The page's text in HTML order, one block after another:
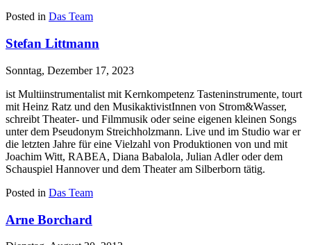
Posted in Das Team
Stefan Littmann
Sonntag, Dezember 17, 2023
ist Multiinstrumentalist mit Kernkompetenz Tasteninstrumente, tourt
mit Heinz Ratz und den MusikaktivistInnen von Strom&Wasser,
schreibt Theater- und Filmmusik oder seine eigenen kleinen Songs
unter dem Pseudonym Streichholzmann. Live und im Studio war er
die letzten Jahre für eine Vielzahl von Produktionen von und mit
Joachim Witt, RABEA, Diana Babalola, Julian Adler oder dem
Schauspiel Hannover und dem Theater am Silberborn tätig.
Posted in Das Team
Arne Borchard